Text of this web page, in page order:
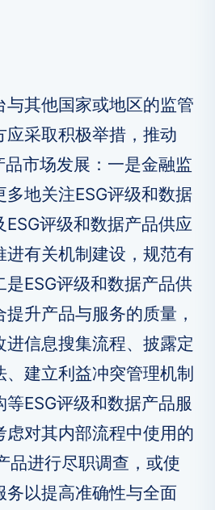
与其他国家或地区的监管
应采取积极举措，推动
品市场发展：一是金融监
地关注ESG评级和数据
评级和数据产品供应
进有关机制建设，规范有
ESG评级和数据产品供
升产品与服务的质量，
信息搜集流程、披露定
、建立利益冲突管理机制
ESG评级和数据产品服
虑对其内部流程中使用的
品进行尽职调查，或使
务以提高准确性与全面